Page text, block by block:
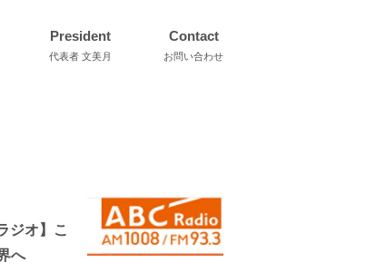
President
代表者 文美月
Contact
お問い合わせ
ジオ】こ
へ